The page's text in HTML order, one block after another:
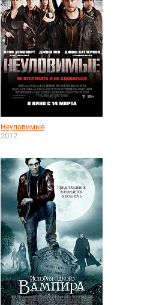
Неуловимые
2012